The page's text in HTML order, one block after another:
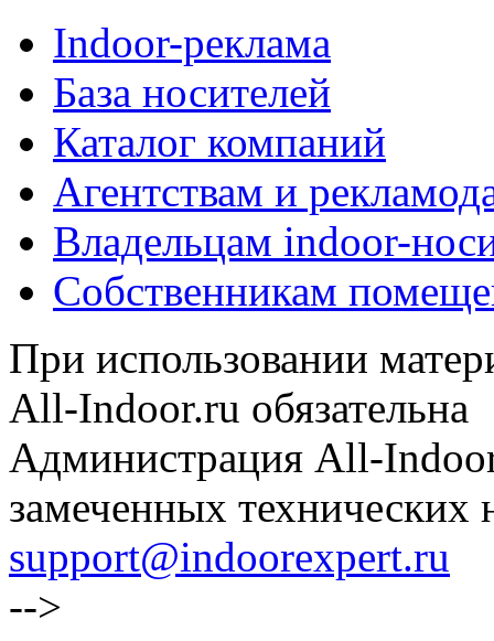
Indoor-реклама
База носителей
Каталог компаний
Агентствам и
Владельцам indoor-
Собственникам
При использовании
All-Indoor.ru обязательна
Администрация All-
замеченных технических
support@indoorexpert.ru
-->